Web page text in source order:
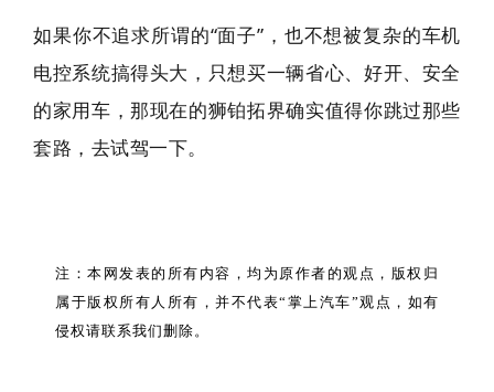
如果你不追求所谓的“面子”，也不想被复杂的车机
电控系统搞得头大，只想买一辆省心、好开、安全
的家用车，那现在的狮铂拓界确实值得你跳过那些
套路，去试驾一下。
注：本网发表的所有内容，均为原作者的观点，版权归
属于版权所有人所有，并不代表“掌上汽车”观点，如有
侵权请联系我们删除。